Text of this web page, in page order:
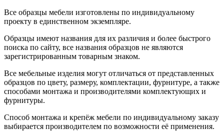
Все образцы мебели изготовлены по индивидуальному
проекту в единственном экземпляре.
Образцы имеют названия для их различия и более быстрого
поиска по сайту, все названия образцов не являются
зарегистрированным товарным знаком.
Все мебельные изделия могут отличаться от представленных
образцов по цвету, размеру, комплектации, фурнитуре, а также
способами монтажа и производителями комплектующих и
фурнитуры.
Способ монтажа и крепёж мебели по индивидуальному заказу
выбирается производителем по возможности её применения.